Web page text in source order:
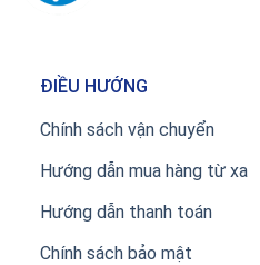
ĐIỀU HƯỚNG
Chính sách vận chuyển
Hướng dẫn mua hàng từ xa
Hướng dẫn thanh toán
Chính sách bảo mật